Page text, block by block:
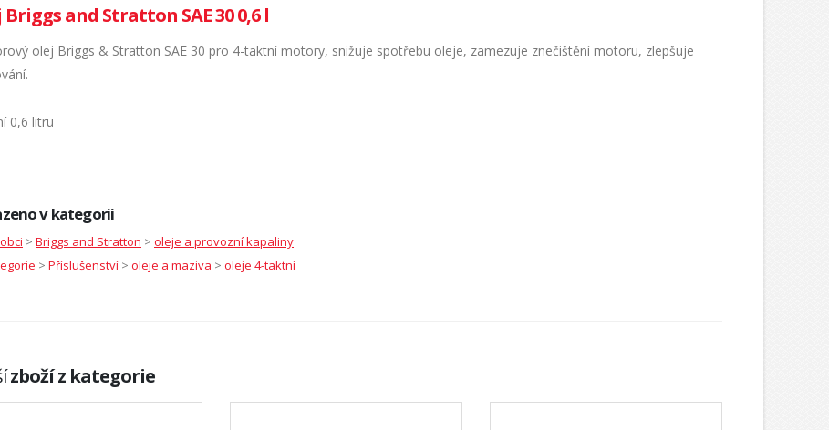
and Stratton SAE 30 0,6 l
olej Briggs & Stratton SAE 30 pro 4-taktní motory, snižuje spotřebu oleje, zamezuje znečištění motoru, zlepšuje
0,6 litru
v kategorii
> Briggs and Stratton > oleje a provozní kapaliny
> Příslušenství > oleje a maziva > oleje 4-taktní
zboží z kategorie